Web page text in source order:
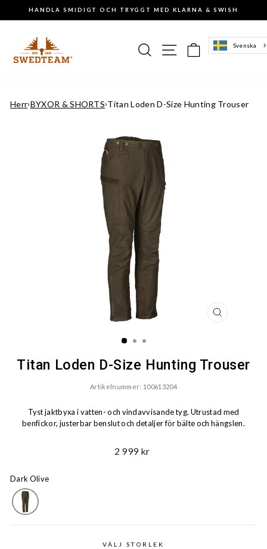
Pausa
HANDLA SMIDIGT OCH TRYGGT MED KLARNA & SWISH
Sök Sajtnavigering
Varukorg
Svenska
Herr›BYXOR & SHORTS›Titan Loden D-Size Hunting Trouser
STÄNG
Titan Loden D-Size Hunting Trouser
Artikelnummer: 100613204
Tyst jaktbyxa i vatten- och vindavvisande tyg. Utrustad med
benfickor, justerbar benslut och detaljer för bälte och hängslen.
Ord.
2 999 kr
Dark Olive
VÄLJ STORLEK